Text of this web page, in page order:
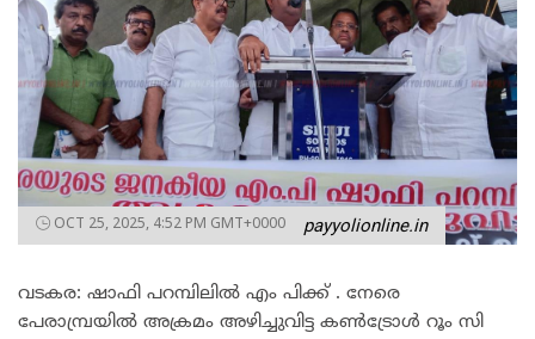
OCT 25, 2025, 4:52 PM GMT+0000 payyolionline.in
വടകര: ഷാഫി പറമ്പിലിൽ എം പിക്ക് . നേരെ
പേരാമ്പ്രയിൽ അക്രമം അഴിച്ചുവിട്ട കൺട്രോൾ റൂം സി